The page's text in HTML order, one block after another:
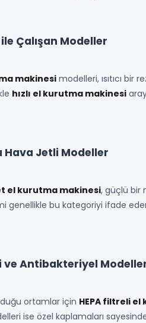
Çalışan Modeller
makinesimodelleri, ısıtıcı
hızlı el kurutma makinesi
Hava Jetli Modeller
el kurutma makinesi, güçlü bir
genellikle bu kategoriyi ifade
ve Antibakteriyel
ortamlar için HEPA filtreli
ise özel kaplamaları